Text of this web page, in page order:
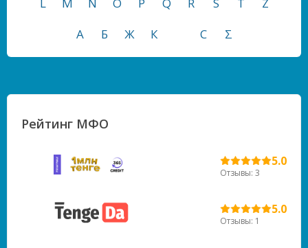
L
M N O P Q R S T
Z
А
Б Ж К С Σ
Рейтинг МФО
5.0
Отзывы: 3
5.0
Отзывы: 1